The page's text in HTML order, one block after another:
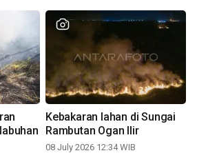
Kebakaran lahan di Sungai
Rambutan Ogan Ilir
08 July 2026 12:34 WIB